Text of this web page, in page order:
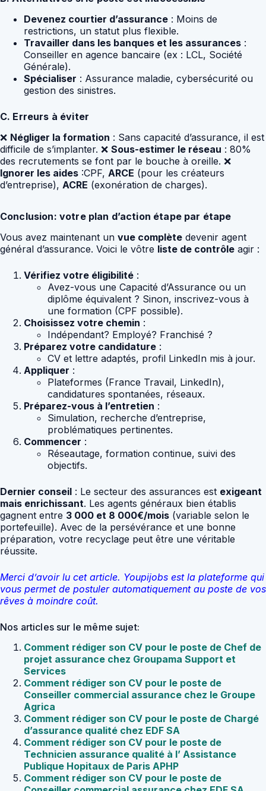
Devenez courtier d’assurance : Moins de
restrictions, un statut plus flexible.
Travailler dans les banques et les assurances :
Conseiller en agence bancaire (ex : LCL, Société
Générale).
Spécialiser : Assurance maladie, cybersécurité ou
gestion des sinistres.
C. Erreurs à éviter
❌ Négliger la formation : Sans capacité d’assurance, il est
difficile de s’implanter. ❌ Sous-estimer le réseau : 80%
des recrutements se font par le bouche à oreille. ❌
Ignorer les aides :CPF, ARCE (pour les créateurs
d’entreprise), ACRE (exonération de charges).
Conclusion: votre plan d’action étape par étape
Vous avez maintenant un vue complète devenir agent
général d’assurance. Voici le vôtre liste de contrôle agir :
Vérifiez votre éligibilité :
Avez-vous une Capacité d’Assurance ou un
diplôme équivalent ? Sinon, inscrivez-vous à
une formation (CPF possible).
Choisissez votre chemin :
Indépendant? Employé? Franchisé ?
Préparez votre candidature :
CV et lettre adaptés, profil LinkedIn mis à jour.
Appliquer :
Plateformes (France Travail, LinkedIn),
candidatures spontanées, réseaux.
Préparez-vous à l’entretien :
Simulation, recherche d’entreprise,
problématiques pertinentes.
Commencer :
Réseautage, formation continue, suivi des
objectifs.
Dernier conseil : Le secteur des assurances est exigeant
mais enrichissant. Les agents généraux bien établis
gagnent entre 3 000 et 8 000€/mois (variable selon le
portefeuille). Avec de la persévérance et une bonne
préparation, votre recyclage peut être une véritable
réussite.
Merci d’avoir lu cet article. Youpijobs est la plateforme qui
vous permet de postuler automatiquement au poste de vos
rêves à moindre coût.
Nos articles sur le même sujet:
Comment rédiger son CV pour le poste de Chef de
projet assurance chez Groupama Support et
Services
Comment rédiger son CV pour le poste de
Conseiller commercial assurance chez le Groupe
Agrica
Comment rédiger son CV pour le poste de Chargé
d’assurance qualité chez EDF SA
Comment rédiger son CV pour le poste de
Technicien assurance qualité à l’ Assistance
Publique Hopitaux de Paris APHP
Comment rédiger son CV pour le poste de